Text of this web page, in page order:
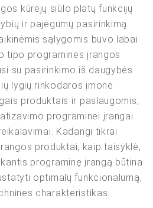
kūrėjų siūlo platų funkcijų
ir pajėgumų pasirinkimą.
sąlygomis buvo labai
tipo programinės įrangos
su pasirinkimo iš daugybės
lygių rinkodaros įmonė
produktais ir paslaugomis,
programinei įrangai
Kadangi tikrai
produktai, kaip taisyklė,
programinę įrangą būtina
optimalų funkcionalumą,
charakteristikas.